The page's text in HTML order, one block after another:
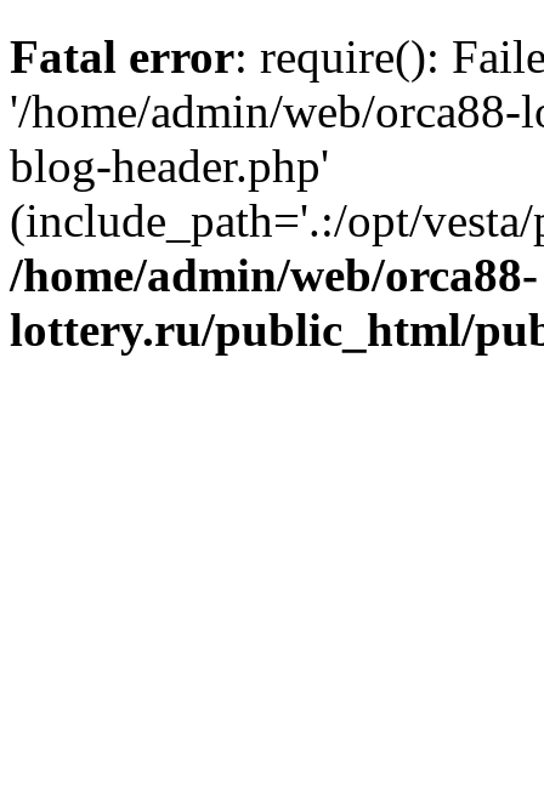
Fatal error: require():
'/home/admin/web/
blog-header.php'
(include_path='.:/opt/
/home/admin/web/orca88-
lottery.ru/public_html/